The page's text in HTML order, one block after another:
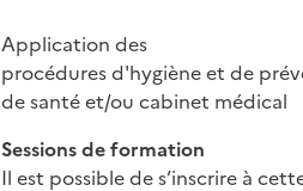
Application des
procédures d'hygiène et de
de santé et/ou cabinet médical
Sessions de formation
Il est possible de s’inscrire à